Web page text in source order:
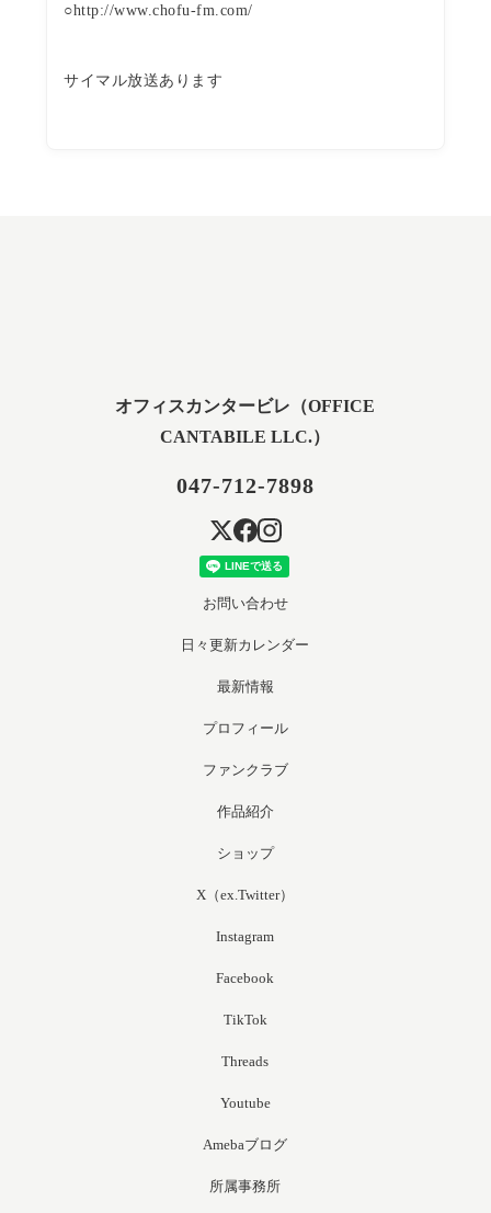
○http://www.chofu-fm.com/
サイマル放送あります
オフィスカンタービレ（OFFICE
CANTABILE LLC.）
047-712-7898
お問い合わせ
日々更新カレンダー
最新情報
プロフィール
ファンクラブ
作品紹介
ショップ
X（ex.Twitter）
Instagram
Facebook
TikTok
Threads
Youtube
Amebaブログ
所属事務所